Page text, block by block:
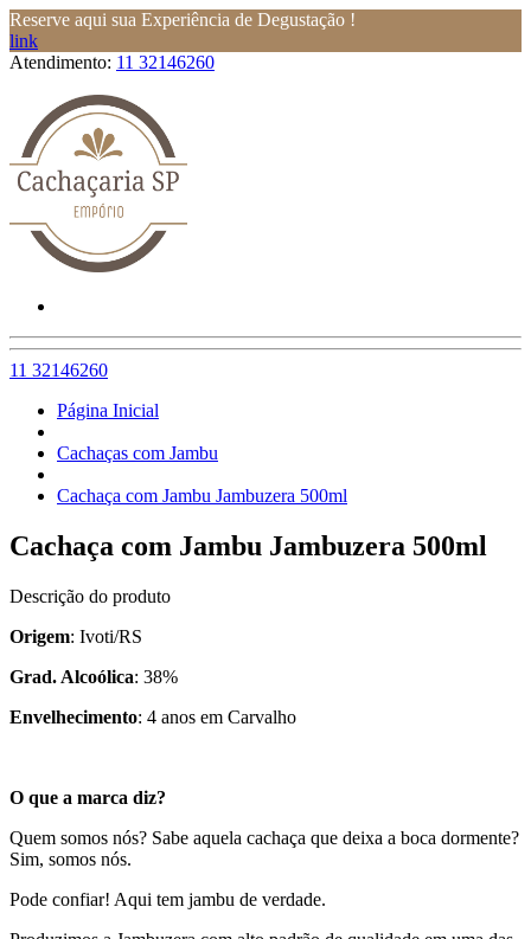
Reserve aqui sua Experiência de Degustação !
link
Atendimento: 11 32146260
11 32146260
Página Inicial
Cachaças com Jambu
Cachaça com Jambu Jambuzera 500ml
Cachaça com Jambu Jambuzera 500ml
Descrição do produto
Origem: Ivoti/RS
Grad. Alcoólica: 38%
Envelhecimento: 4 anos em Carvalho
O que a marca diz?
Quem somos nós? Sabe aquela cachaça que deixa a boca dormente?
Sim, somos nós.
Pode confiar! Aqui tem jambu de verdade.